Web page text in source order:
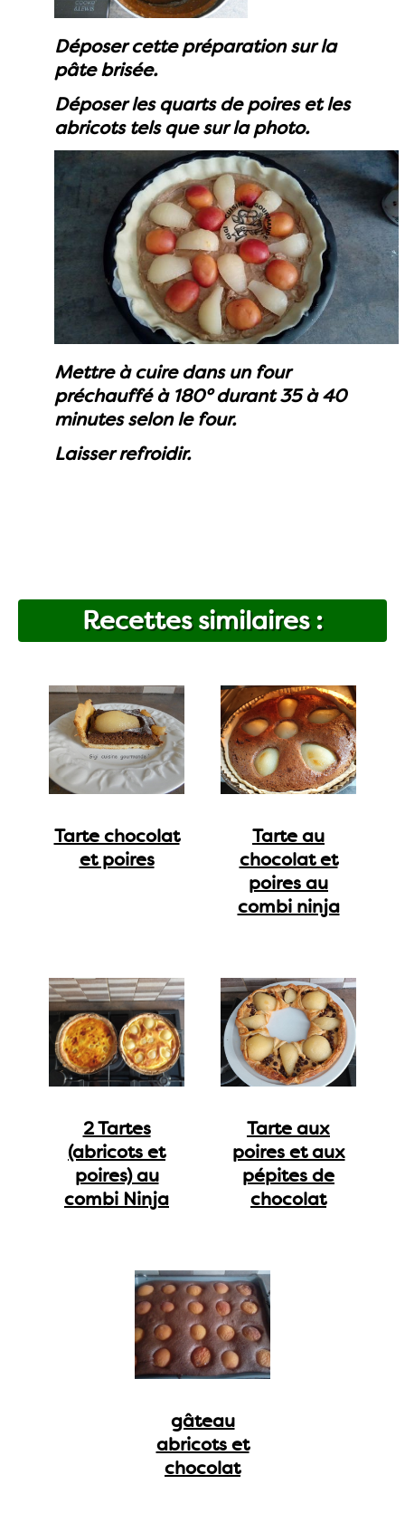
Déposer cette préparation sur la
pâte brisée.
Déposer les quarts de poires et les
abricots tels que sur la photo.
Mettre à cuire dans un four
préchauffé à 180° durant 35 à 40
minutes selon le four.
Laisser refroidir.
Recettes similaires :
Tarte chocolat
et poires
Tarte au
chocolat et
poires au
combi ninja
2 Tartes
(abricots et
poires) au
combi Ninja
Tarte aux
poires et aux
pépites de
chocolat
gâteau
abricots et
chocolat